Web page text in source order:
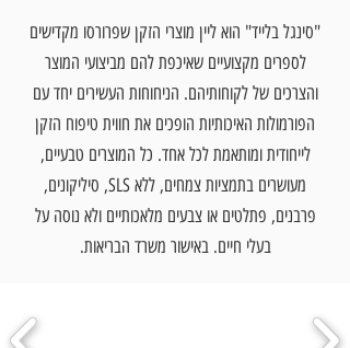
"סינגל בלייד" הוא ליין מוצרי הזקן שפרורסו מקדישים
לספרים מקצועיים שאיכפת להם מביצועי המוצר
והצרכים של לקוחותיהם. הניחוחות העשירים יחד עם
הפורמולות האיכותיות הופכים את חווית טיפוח הזקן
לייחודית ומותאמת לכל אחד. כל המוצרים טבעיים,
מעושרים בתמציות צמחים, ללא SLS, סיליקונים,
פרבנים, פתלטים או צבעים מלאכותיים ולא נוסה על
בעלי חיים. באישור משרד הבריאות.